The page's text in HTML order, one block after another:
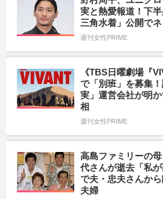
実と熱愛報道！下
三角水着」公開で
週刊女性PRIME
《TBS日曜劇場『
で「別班」を募集
実」運営会社が明
相
週刊女性PRIME
高島ファミリーの
代さんが逝去「私
で夫・忠夫さんか
夫婦